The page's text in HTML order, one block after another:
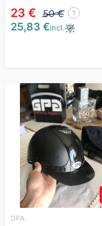
23 € 50 € ?
25,83 €incl.
GPA